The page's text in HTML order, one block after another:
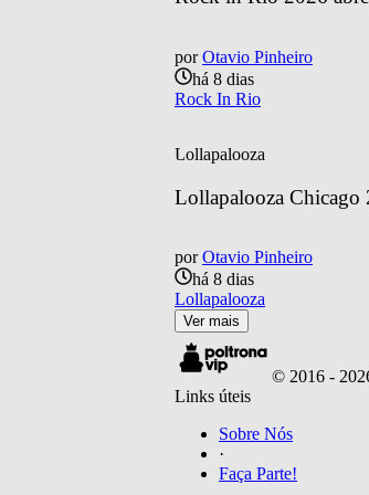
por Otavio Pinheiro
há 8 dias
Rock In Rio
Lollapalooza
Lollapalooza Chicago
por Otavio Pinheiro
há 8 dias
Lollapalooza
Ver mais
© 2016 -
Links úteis
Sobre Nós
·
Faça Parte!